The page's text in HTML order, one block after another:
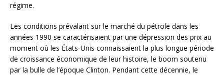
régime.
Les conditions prévalant sur le marché du pétrole dans les
années 1990 se caractérisaient par une dépression des prix au
moment où les États-Unis connaissaient la plus longue période
de croissance économique de leur histoire, le boom soutenu
par la bulle de l’époque Clinton. Pendant cette décennie, le